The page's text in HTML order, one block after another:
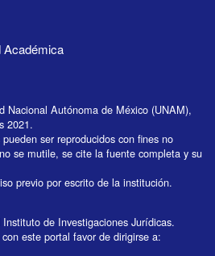
Académica
Nacional Autónoma de México (UNAM),
2021.
ser reproducidos con fines no
se mutile, se cite la fuente completa y su
previo por escrito de la institución.
de Investigaciones Jurídicas.
este portal favor de dirigirse a: